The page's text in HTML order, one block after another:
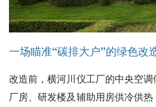
一场瞄准“碳排大户”的绿色改
改造前，横河川仪工厂的中央空
厂房、研发楼及辅助用房供冷供热